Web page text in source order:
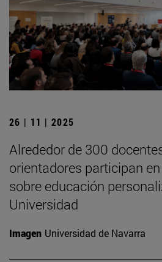
26 | 11 | 2025
Alrededor de 300
orientadores participan
sobre educación
Universidad
Imagen Universidad de Navarra